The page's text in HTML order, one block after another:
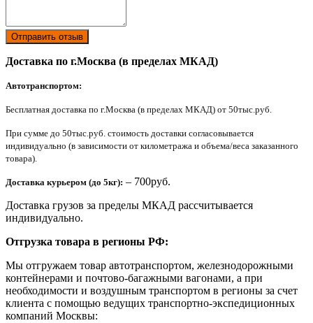
Отправить отзыв
Доставка по г.Москва (в пределах МКАД)
Автотранспортом:
Бесплатная доставка по г.Москва (в пределах МКАД) от 50тыс.руб.
При сумме до 50тыс.руб. стоимость доставки согласовывается
индивидуально (в зависимости от километража и объема/веса заказанного
товара).
Доставка курьером (до 5кг): – 700руб.
Доставка грузов за пределы МКАД рассчитывается
индивидуально.
Отгрузка товара в регионы РФ:
Мы отгружаем товар автотранспортом, железнодорожными
контейнерами и почтово-багажными вагонами, а при
необходимости и воздушным транспортом в регионы за счет
клиента с помощью ведущих транспортно-экспедиционных
компаний Москвы: